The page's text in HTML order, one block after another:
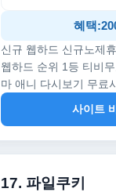
혜택
신규 웹하드 신규노제
웹하드 순위 1등 티비
마 애니 다시보기 무료
사이트
17. 파일쿠키